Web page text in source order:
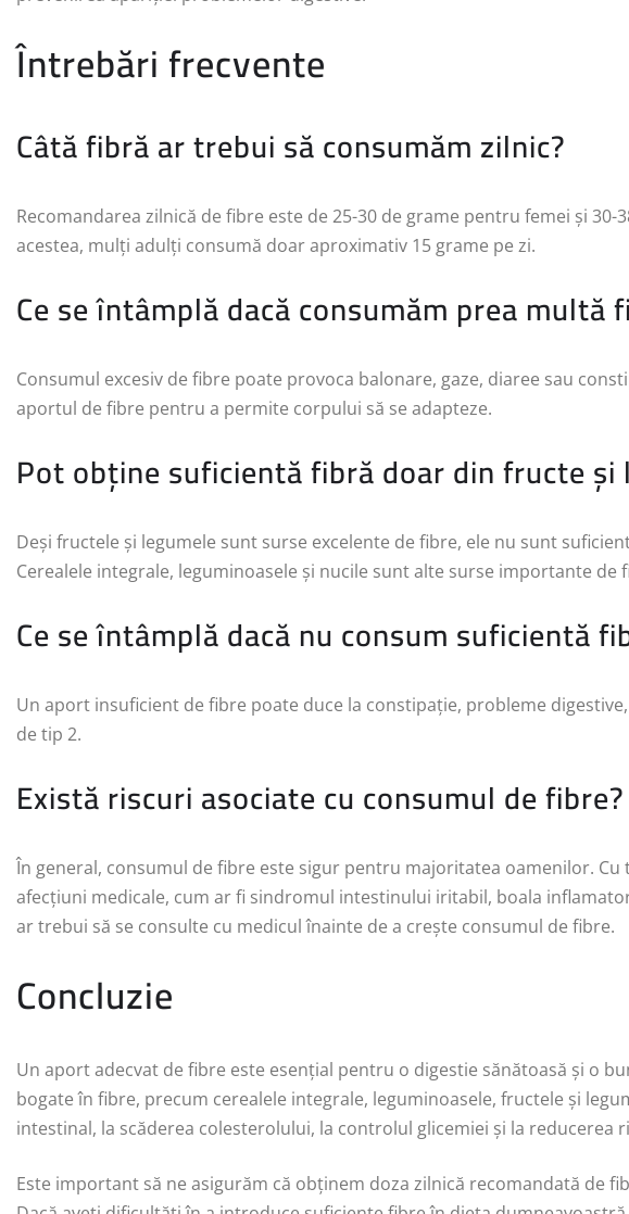
Întrebări frecvente
Câtă fibră ar trebui să consumăm zilnic?
Recomandarea zilnică de fibre este de 25-30 de grame pentru femei și
acestea, mulți adulți consumă doar aproximativ 15 grame pe zi.
Ce se întâmplă dacă consumăm prea multă
Consumul excesiv de fibre poate provoca balonare, gaze, diaree sau
aportul de fibre pentru a permite corpului să se adapteze.
Pot obține suficientă fibră doar din fructe și
Deși fructele și legumele sunt surse excelente de fibre, ele nu sunt
Cerealele integrale, leguminoasele și nucile sunt alte surse importante de
Ce se întâmplă dacă nu consum suficientă
Un aport insuficient de fibre poate duce la constipație, probleme
de tip 2.
Există riscuri asociate cu consumul de fibre?
În general, consumul de fibre este sigur pentru majoritatea oamenilor. Cu
afecțiuni medicale, cum ar fi sindromul intestinului iritabil, boala
ar trebui să se consulte cu medicul înainte de a crește consumul de fibre.
Concluzie
Un aport adecvat de fibre este esențial pentru o digestie sănătoasă și o
bogate în fibre, precum cerealele integrale, leguminoasele, fructele și
intestinal, la scăderea colesterolului, la controlul glicemiei și la reducerea
Este important să ne asigurăm că obținem doza zilnică recomandată de